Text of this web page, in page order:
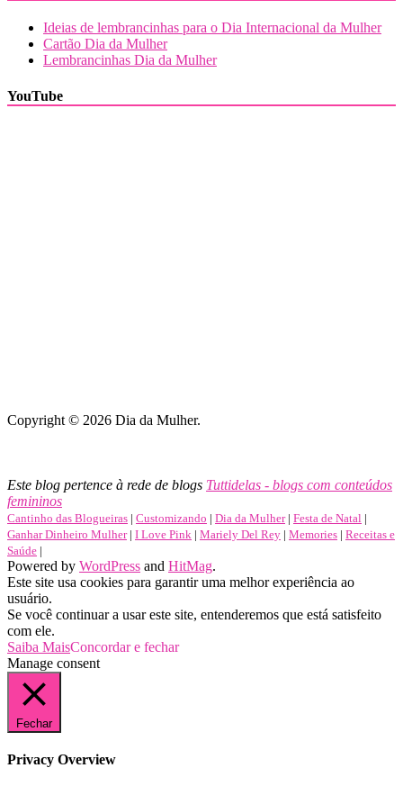
Ideias de lembrancinhas para o Dia Internacional da Mulher
Cartão Dia da Mulher
Lembrancinhas Dia da Mulher
YouTube
Copyright © 2026 Dia da Mulher.
Este blog pertence à rede de blogs Tuttidelas - blogs com conteúdos
femininos
Cantinho das Blogueiras | Customizando | Dia da Mulher| Festa de Natal |
Ganhar Dinheiro Mulher| I Love Pink | Mariely Del Rey | Memories | Receitas e
Saúde |
Powered by WordPress and HitMag.
Este site usa cookies para garantir uma melhor experiência ao
usuário.
Se você continuar a usar este site, entenderemos que está satisfeito
com ele.
Saiba MaisConcordar e fechar
Manage consent
Fechar
Privacy Overview